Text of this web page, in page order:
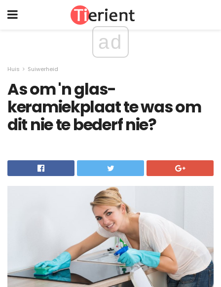
ad
Huis Suiwerheid
As om 'n glas-
keramiekplaat te was om
dit nie te bederf nie?